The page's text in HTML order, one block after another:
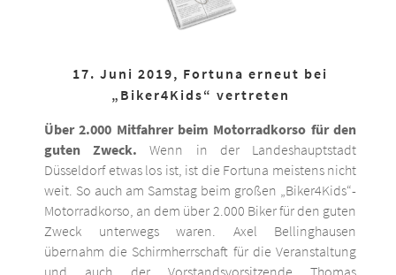
17. Juni 2019, Fortuna erneut bei
„Biker4Kids“ vertreten
Über 2.000 Mitfahrer beim Motorradkorso für den
guten Zweck. Wenn in der Landeshauptstadt
Düsseldorf etwas los ist, ist die Fortuna meistens nicht
weit. So auch am Samstag beim großen „Biker4Kids“-
Motorradkorso, an dem über 2.000 Biker für den guten
Zweck unterwegs waren. Axel Bellinghausen
übernahm die Schirmherrschaft für die Veranstaltung
und auch der Vorstandsvorsitzende Thomas